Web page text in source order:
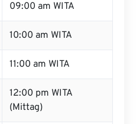
09:00 am WITA
10:00 am WITA
11:00 am WITA
12:00 pm WITA
(Mittag)